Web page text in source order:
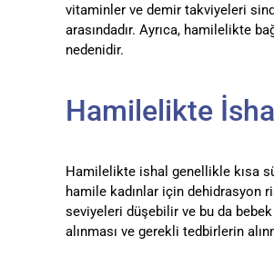
vitaminler ve demir takviyeleri
arasındadır. Ayrıca, hamilelikte
nedenidir.
Hamilelikte
Hamilelikte ishal genellikle kısa
hamile kadınlar için dehidrasyon
seviyeleri düşebilir ve bu da
alınması ve gerekli tedbirlerin